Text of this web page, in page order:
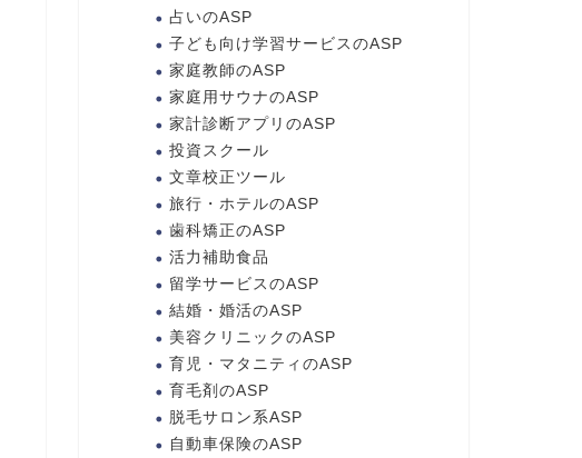
占いのASP
子ども向け学習サービスのASP
家庭教師のASP
家庭用サウナのASP
家計診断アプリのASP
投資スクール
文章校正ツール
旅行・ホテルのASP
歯科矯正のASP
活力補助食品
留学サービスのASP
結婚・婚活のASP
美容クリニックのASP
育児・マタニティのASP
育毛剤のASP
脱毛サロン系ASP
自動車保険のASP